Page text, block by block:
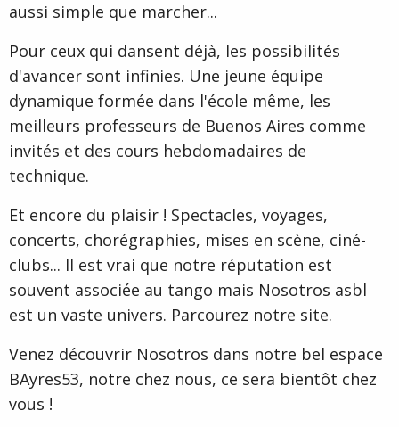
aussi simple que marcher...
Pour ceux qui dansent déjà, les possibilités
d'avancer sont infinies. Une jeune équipe
dynamique formée dans l'école même, les
meilleurs professeurs de Buenos Aires comme
invités et des cours hebdomadaires de
technique.
Et encore du plaisir ! Spectacles, voyages,
concerts, chorégraphies, mises en scène, ciné-
clubs... Il est vrai que notre réputation est
souvent associée au tango mais Nosotros asbl
est un vaste univers. Parcourez notre site.
Venez découvrir Nosotros dans notre bel espace
BAyres53, notre chez nous, ce sera bientôt chez
vous !